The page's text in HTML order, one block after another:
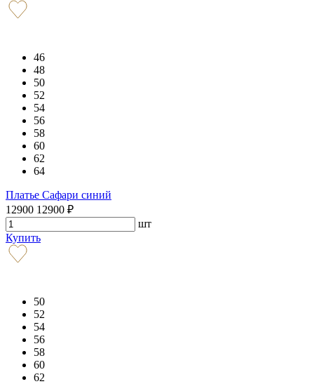
46
48
50
52
54
56
58
60
62
64
Платье Сафари синий
12900 12900 ₽
шт
Купить
50
52
54
56
58
60
62